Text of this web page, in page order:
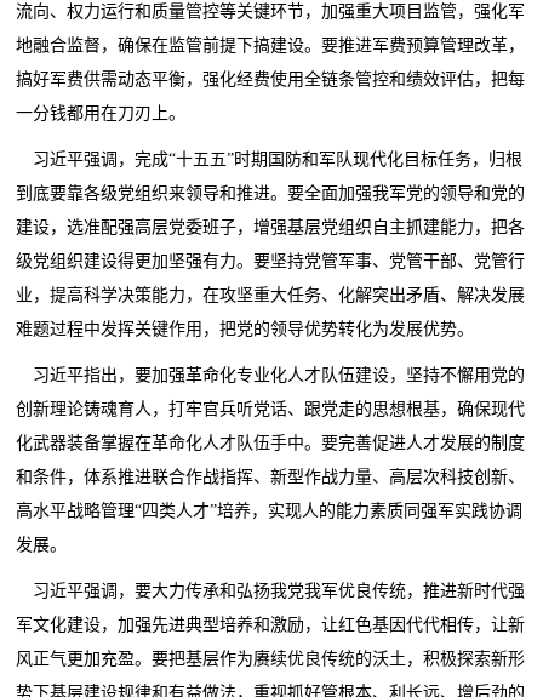
流向、权力运行和质量管控等关键环节，加强重大项目监管，强化军
地融合监督，确保在监管前提下搞建设。要推进军费预算管理改革，
搞好军费供需动态平衡，强化经费使用全链条管控和绩效评估，把每
一分钱都用在刀刃上。
习近平强调，完成“十五五”时期国防和军队现代化目标任务，归根
到底要靠各级党组织来领导和推进。要全面加强我军党的领导和党的
建设，选准配强高层党委班子，增强基层党组织自主抓建能力，把各
级党组织建设得更加坚强有力。要坚持党管军事、党管干部、党管行
业，提高科学决策能力，在攻坚重大任务、化解突出矛盾、解决发展
难题过程中发挥关键作用，把党的领导优势转化为发展优势。
习近平指出，要加强革命化专业化人才队伍建设，坚持不懈用党的
创新理论铸魂育人，打牢官兵听党话、跟党走的思想根基，确保现代
化武器装备掌握在革命化人才队伍手中。要完善促进人才发展的制度
和条件，体系推进联合作战指挥、新型作战力量、高层次科技创新、
高水平战略管理“四类人才”培养，实现人的能力素质同强军实践协调
发展。
习近平强调，要大力传承和弘扬我党我军优良传统，推进新时代强
军文化建设，加强先进典型培养和激励，让红色基因代代相传，让新
风正气更加充盈。要把基层作为赓续优良传统的沃土，积极探索新形
势下基层建设规律和有益做法，重视抓好管根本、利长远、增后劲的